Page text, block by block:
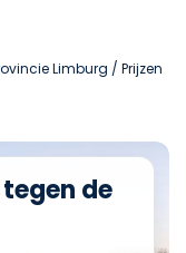
Limburg / Prijzen
de